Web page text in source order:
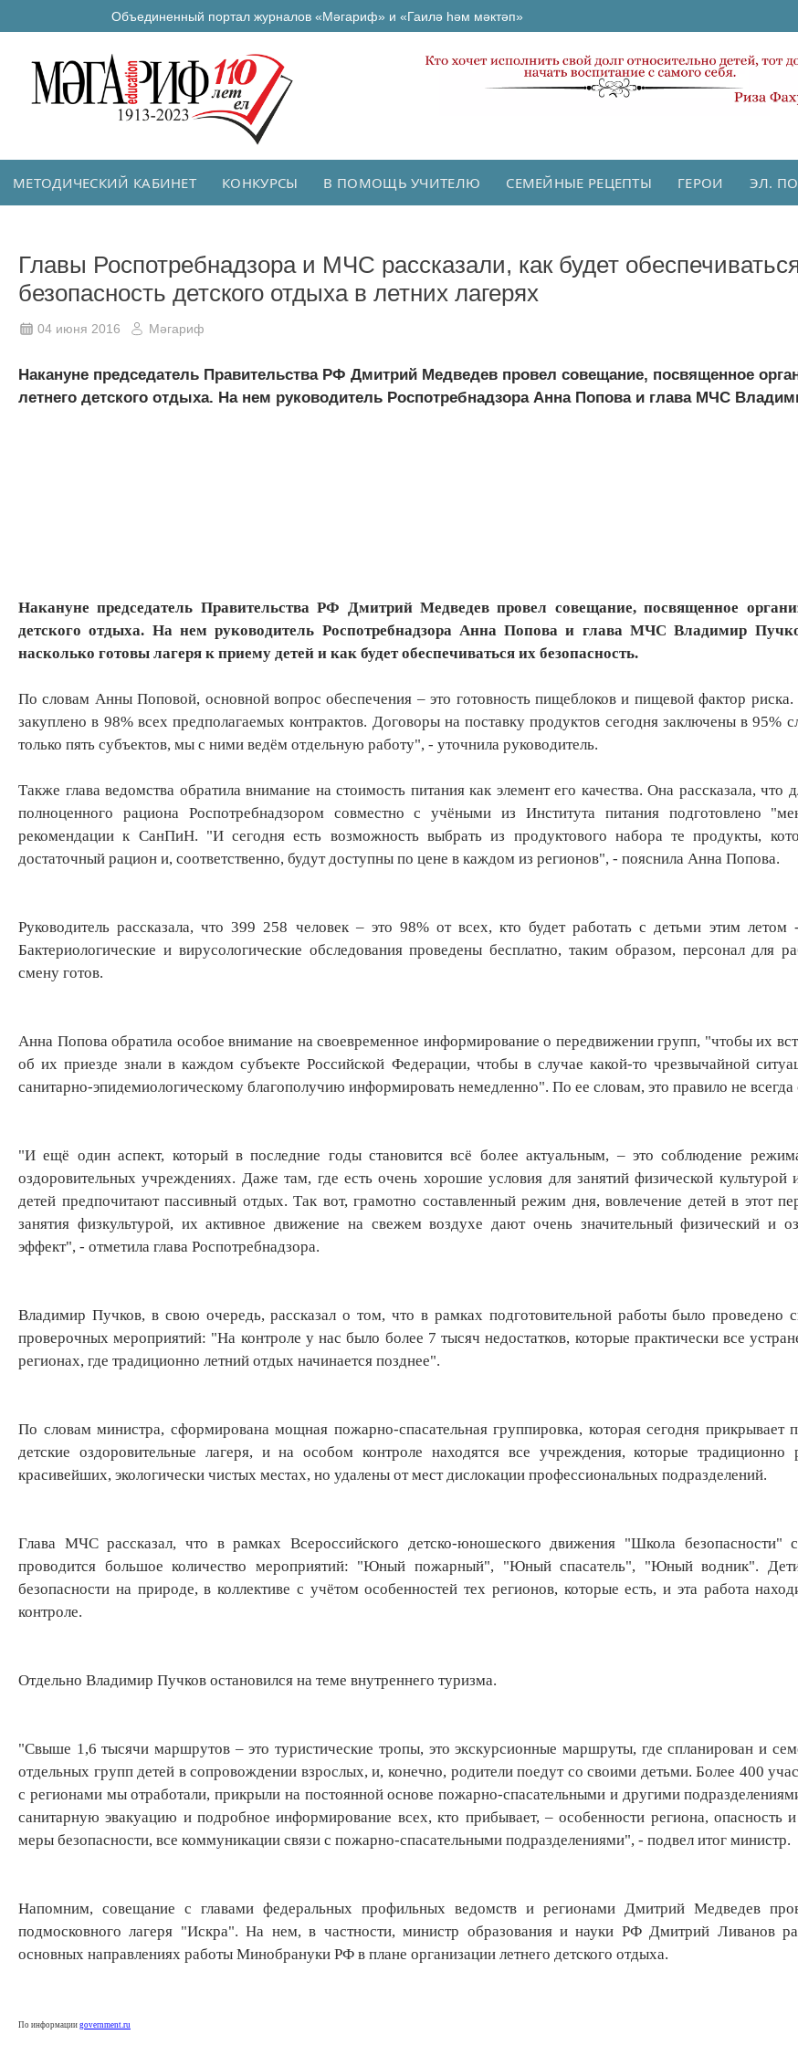
Объединенный портал журналов «Мәгариф» и «Гаилә һәм мәктәп»
МЕТОДИЧЕСКИЙ КАБИНЕТ КОНКУРСЫ В ПОМОЩЬ УЧИТЕЛЮ СЕМЕЙНЫЕ РЕЦЕПТЫ ГЕРОИ ЭЛ.
Главы Роспотребнадзора и МЧС рассказали, как будет
безопасность детского отдыха в летних лагерях
04 июня 2016 Мәгариф
Накануне председатель Правительства РФ Дмитрий Медведев провел совещание, посвященное
летнего детского отдыха. На нем руководитель Роспотребнадзора Анна Попова и глава МЧС
Накануне председатель Правительства РФ Дмитрий Медведев провел совещание, посвященное
детского отдыха. На нем руководитель Роспотребнадзора Анна Попова и глава МЧС Владимир
насколько готовы лагеря к приему детей и как будет обеспечиваться их безопасность.
По словам Анны Поповой, основной вопрос обеспечения – это готовность пищеблоков и пищевой фактор
закуплено в 98% всех предполагаемых контрактов. Договоры на поставку продуктов сегодня заключены в 95%
только пять субъектов, мы с ними ведём отдельную работу", - уточнила руководитель.
Также глава ведомства обратила внимание на стоимость питания как элемент его качества. Она рассказала, что
полноценного рациона Роспотребнадзором совместно с учёными из Института питания подготовлено
рекомендации к СанПиН. "И сегодня есть возможность выбрать из продуктового набора те продукты,
достаточный рацион и, соответственно, будут доступны по цене в каждом из регионов", - пояснила Анна Попова.
Руководитель рассказала, что 399 258 человек – это 98% от всех, кто будет работать с детьми этим
Бактериологические и вирусологические обследования проведены бесплатно, таким образом, персонал для
смену готов.
Анна Попова обратила особое внимание на своевременное информирование о передвижении групп, "чтобы их
об их приезде знали в каждом субъекте Российской Федерации, чтобы в случае какой-то чрезвычайной
санитарно-эпидемиологическому благополучию информировать немедленно". По ее словам, это правило не всегда
"И ещё один аспект, который в последние годы становится всё более актуальным, – это соблюдение
оздоровительных учреждениях. Даже там, где есть очень хорошие условия для занятий физической культурой
детей предпочитают пассивный отдых. Так вот, грамотно составленный режим дня, вовлечение детей в этот
занятия физкультурой, их активное движение на свежем воздухе дают очень значительный физический и
эффект", - отметила глава Роспотребнадзора.
Владимир Пучков, в свою очередь, рассказал о том, что в рамках подготовительной работы было проведено
проверочных мероприятий: "На контроле у нас было более 7 тысяч недостатков, которые практически все
регионах, где традиционно летний отдых начинается позднее".
По словам министра, сформирована мощная пожарно-спасательная группировка, которая сегодня прикрывает
детские оздоровительные лагеря, и на особом контроле находятся все учреждения, которые традиционно
красивейших, экологически чистых местах, но удалены от мест дислокации профессиональных подразделений.
Глава МЧС рассказал, что в рамках Всероссийского детско-юношеского движения "Школа безопасности"
проводится большое количество мероприятий: "Юный пожарный", "Юный спасатель", "Юный водник".
безопасности на природе, в коллективе с учётом особенностей тех регионов, которые есть, и эта работа
контроле.
Отдельно Владимир Пучков остановился на теме внутреннего туризма.
"Свыше 1,6 тысячи маршрутов – это туристические тропы, это экскурсионные маршруты, где спланирован и
отдельных групп детей в сопровождении взрослых, и, конечно, родители поедут со своими детьми. Более 400
с регионами мы отработали, прикрыли на постоянной основе пожарно-спасательными и другими
санитарную эвакуацию и подробное информирование всех, кто прибывает, – особенности региона, опасность
меры безопасности, все коммуникации связи с пожарно-спасательными подразделениями", - подвел итог министр.
Напомним, совещание с главами федеральных профильных ведомств и регионами Дмитрий Медведев
подмосковного лагеря "Искра". На нем, в частности, министр образования и науки РФ Дмитрий Ливанов
основных направлениях работы Минобрануки РФ в плане организации летнего детского отдыха.
По информации government.ru